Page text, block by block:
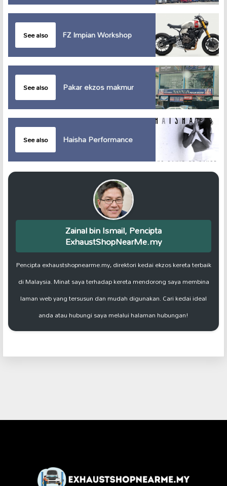
See also FZ Impian Workshop
See also Pakar ekzos makmur
See also Haisha Performance
Zainal bin Ismail, Pencipta
ExhaustShopNearMe.my
Pencipta exhaustshopnearme.my, direktori kedai ekzos kereta terbaik
di Malaysia. Minat saya terhadap kereta mendorong saya membina
laman web yang tersusun dan mudah digunakan. Cari kedai ideal
anda atau hubungi saya melalui halaman hubungan!